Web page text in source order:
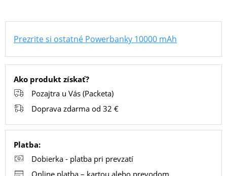
PRE
PC
/
GAMING
Prezrite si ostatné Powerbanky 10000 mAh
Ako produkt získať?
Pozajtra u Vás (Packeta)
Doprava zdarma od 32 €
Platba:
Dobierka - platba pri prevzatí
Online platba – kartou alebo prevodom